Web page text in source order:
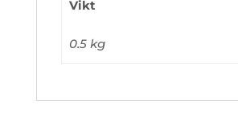
Vikt
0.5 kg